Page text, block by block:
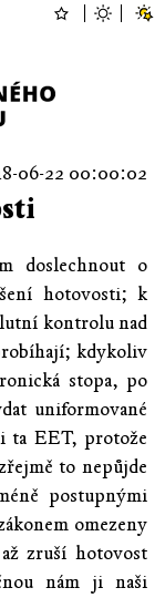
06-22 00:00:02
doslechnout o
hotovosti; k
kontrolu nad
kdykoliv
stopa, po
uniformované
ta EET, protože
to nepůjde
postupnými
omezeny
zruší hotovost
nám ji naši